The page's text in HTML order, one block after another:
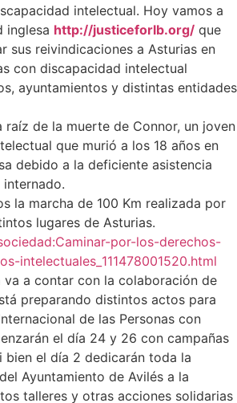
intelectual. Hoy vamos a
inglesa http://justiceforlb.org/ que
sus reivindicaciones a Asturias en
con discapacidad intelectual
ayuntamientos y distintas entidades
raíz de la muerte de Connor, un joven
que murió a los 18 años en
debido a la deficiente asistencia
la marcha de 100 Km realizada por
lugares de Asturias.
minar-por-los-derechos-
intelectuales_ 111478001520.html
va a contar con la colaboración de
preparando distintos actos para
de las Personas con
el día 24 y 26 con campañas
bien el día 2 dedicarán toda la
Ayuntamiento de Avilés a la
talleres y otras acciones solidarias